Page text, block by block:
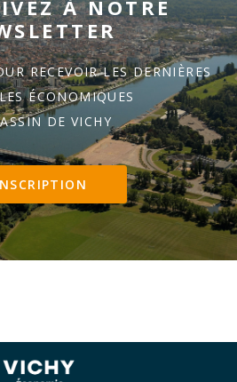
À NOTRE
RECEVOIR LES DERNIÈRES
ÉCONOMIQUES
DE VICHY